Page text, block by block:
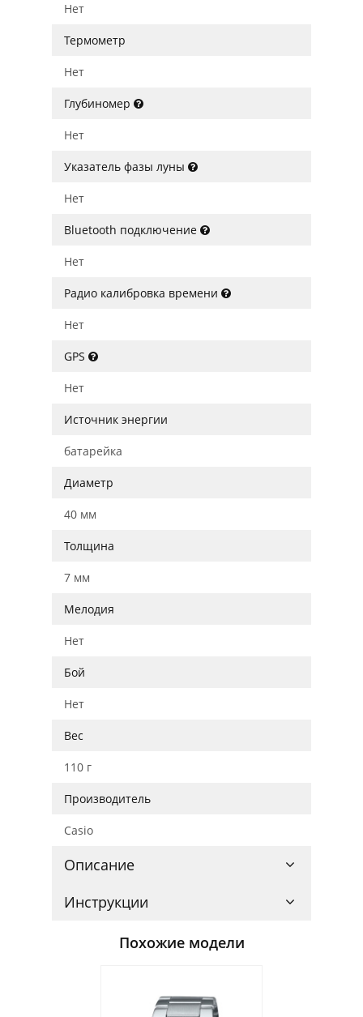
Нет
Термометр
Нет
Глубиномер
Нет
Указатель фазы луны
Нет
Bluetooth подключение
Нет
Радио калибровка времени
Нет
GPS
Нет
Источник энергии
батарейка
Диаметр
40 мм
Толщина
7 мм
Мелодия
Нет
Бой
Нет
Вес
110 г
Производитель
Casio
Описание
Инструкции
Похожие модели